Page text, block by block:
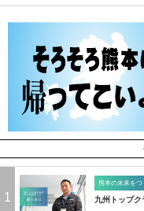
1
熊本の未来をつ
九州トップ